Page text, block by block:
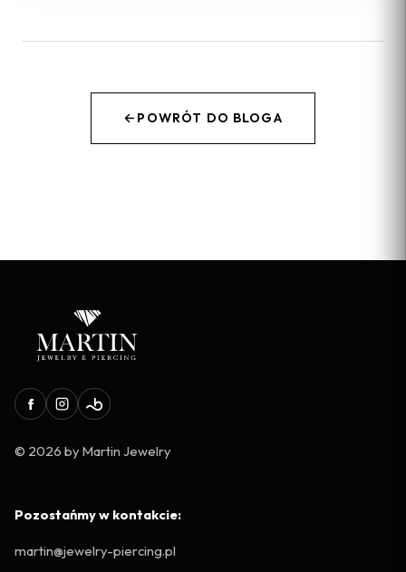
← POWRÓT DO BLOGA
© 2026 by Martin Jewelry
Pozostańmy w kontakcie:
martin@jewelry-piercing.pl